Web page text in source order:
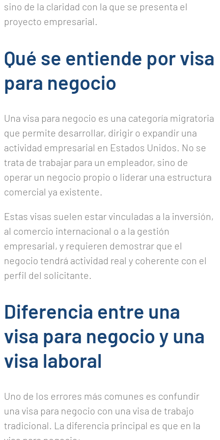
sino de la claridad con la que se presenta el
proyecto empresarial.
Qué se entiende por visa
para negocio
Una visa para negocio es una categoría migratoria
que permite desarrollar, dirigir o expandir una
actividad empresarial en Estados Unidos. No se
trata de trabajar para un empleador, sino de
operar un negocio propio o liderar una estructura
comercial ya existente.
Estas visas suelen estar vinculadas a la inversión,
al comercio internacional o a la gestión
empresarial, y requieren demostrar que el
negocio tendrá actividad real y coherente con el
perfil del solicitante.
Diferencia entre una
visa para negocio y una
visa laboral
Uno de los errores más comunes es confundir
una visa para negocio con una visa de trabajo
tradicional. La diferencia principal es que en la